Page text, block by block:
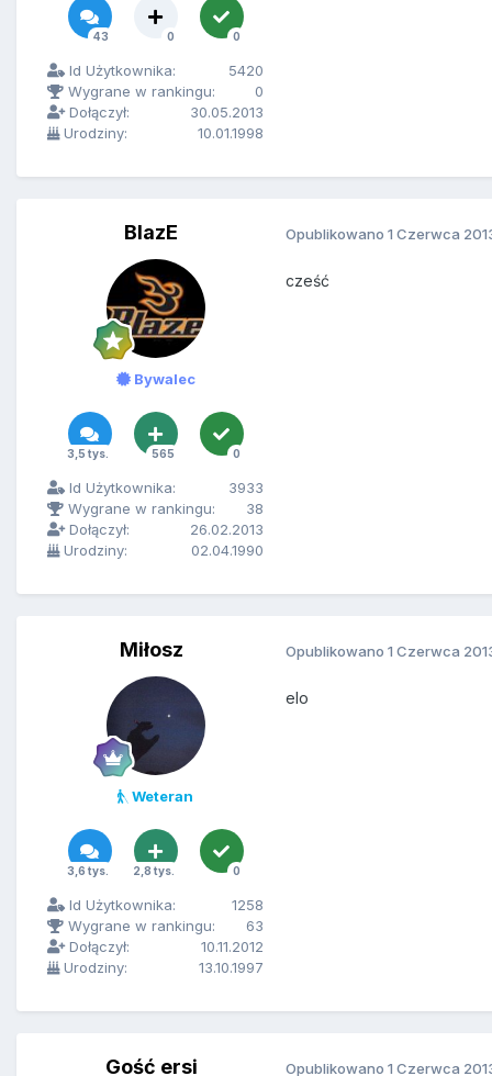
43 0 0
Id Użytkownika:
5420
Wygrane w rankingu:
0
Dołączył:
30.05.2013
Urodziny:
10.01.1998
BlazE
Bywalec
3,5 tys. 565 0
Id Użytkownika:
3933
Wygrane w rankingu:
38
Dołączył:
26.02.2013
Urodziny:
02.04.1990
Opublikowano 1 Czerwca
cześć
Miłosz
Weteran
3,6 tys. 2,8 tys. 0
Id Użytkownika:
1258
Wygrane w rankingu:
63
Dołączył:
10.11.2012
Urodziny:
13.10.1997
Opublikowano 1 Czerwca
elo
Gość ersi Opublikowano 1 Czerwca